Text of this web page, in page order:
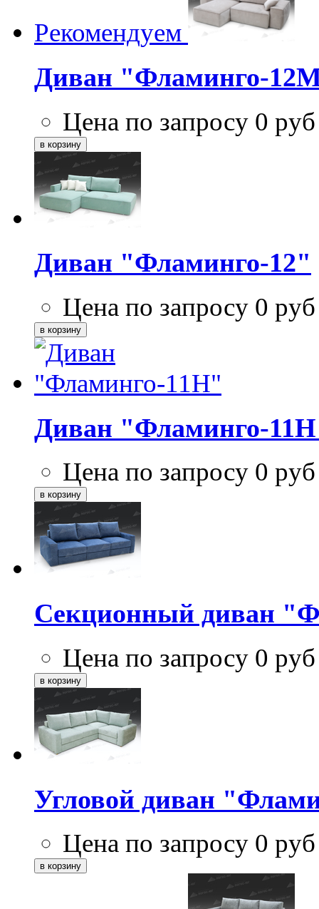
Рекомендуем
Диван "Фламинго-
Цена по запросу 0 руб
Диван "Фламинго-12"
Цена по запросу 0 руб
Диван "Фламинго-
Цена по запросу 0 руб
Секционный диван
Цена по запросу 0 руб
Угловой диван
Цена по запросу 0 руб